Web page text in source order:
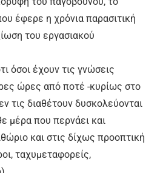
έφερε η χρόνια παρασιτική
του εργασιακού
όσοι έχουν τις γνώσεις
ώρες από ποτέ -κυρίως στο
τις διαθέτουν δυσκολεύονται
μέρα που περνάει και
και στις δίχως προοπτική
ταχυμεταφορείς,